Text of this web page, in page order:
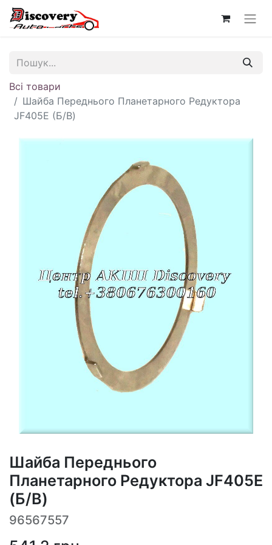
Всі товари
Шайба Переднього Планетарного Редуктора
JF405E (Б/В)
Шайба Переднього
Планетарного Редуктора JF405E
(Б/В)
96567557